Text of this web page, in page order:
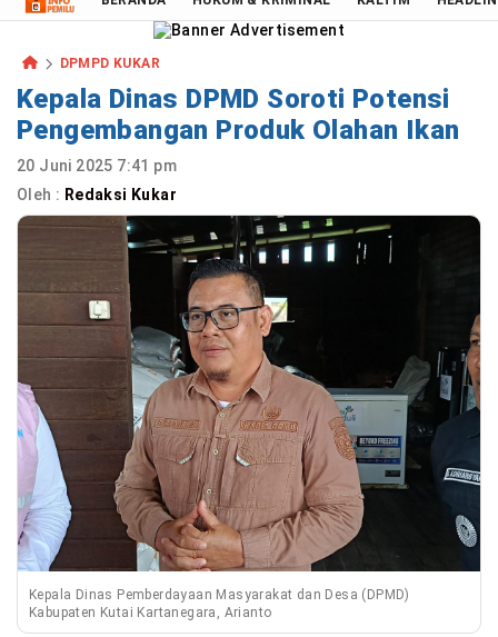
DPMPD KUKAR
Kepala Dinas DPMD Soroti Potensi
Pengembangan Produk Olahan Ikan
20 Juni 2025 7:41 pm
Oleh : Redaksi Kukar
Kepala Dinas Pemberdayaan Masyarakat dan Desa (DPMD)
Kabupaten Kutai Kartanegara, Arianto